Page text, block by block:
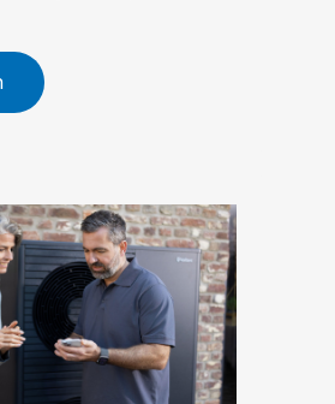
aus Wärmepumpe und